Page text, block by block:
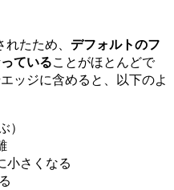
たため、 デフォルトのフ
ていることがほとんどで
ッジに含めると、以下のよ
小さくなる